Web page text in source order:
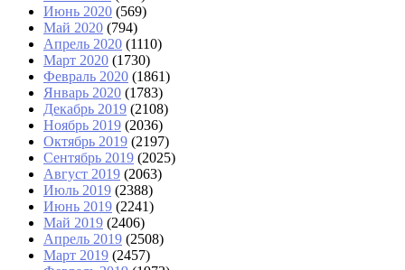
Июнь 2020 (569)
Май 2020 (794)
Апрель 2020 (1110)
Март 2020 (1730)
Февраль 2020 (1861)
Январь 2020 (1783)
Декабрь 2019 (2108)
Ноябрь 2019 (2036)
Октябрь 2019 (2197)
Сентябрь 2019 (2025)
Август 2019 (2063)
Июль 2019 (2388)
Июнь 2019 (2241)
Май 2019 (2406)
Апрель 2019 (2508)
Март 2019 (2457)